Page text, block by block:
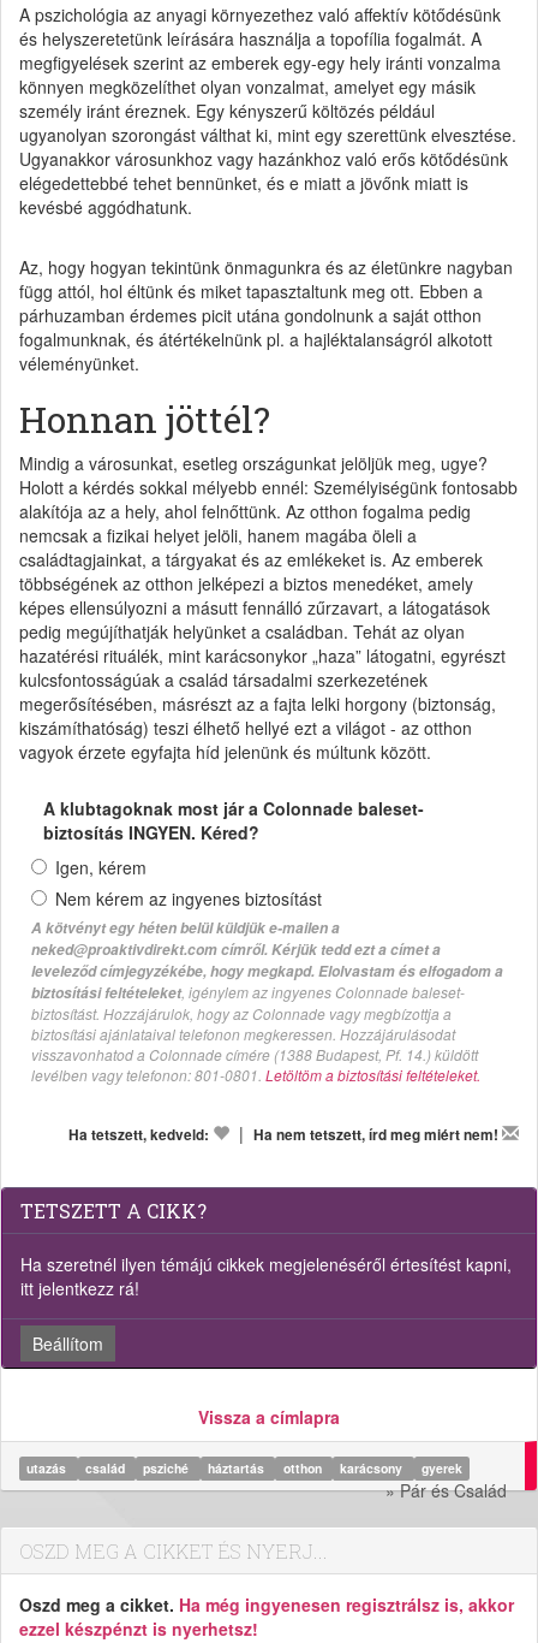
A pszichológia az anyagi környezethez való affektív kötődésünk
és helyszeretetünk leírására használja a topofília fogalmát. A
megfigyelések szerint az emberek egy-egy hely iránti vonzalma
könnyen megközelíthet olyan vonzalmat, amelyet egy másik
személy iránt éreznek. Egy kényszerű költözés például
ugyanolyan szorongást válthat ki, mint egy szerettünk elvesztése.
Ugyanakkor városunkhoz vagy hazánkhoz való erős kötődésünk
elégedettebbé tehet bennünket, és e miatt a jövőnk miatt is
kevésbé aggódhatunk.
Az, hogy hogyan tekintünk önmagunkra és az életünkre nagyban
függ attól, hol éltünk és miket tapasztaltunk meg ott. Ebben a
párhuzamban érdemes picit utána gondolnunk a saját otthon
fogalmunknak, és átértékelnünk pl. a hajléktalanságról alkotott
véleményünket.
Honnan jöttél?
Mindig a városunkat, esetleg országunkat jelöljük meg, ugye?
Holott a kérdés sokkal mélyebb ennél: Személyiségünk fontosabb
alakítója az a hely, ahol felnőttünk. Az otthon fogalma pedig
nemcsak a fizikai helyet jelöli, hanem magába öleli a
családtagjainkat, a tárgyakat és az emlékeket is. Az emberek
többségének az otthon jelképezi a biztos menedéket, amely
képes ellensúlyozni a másutt fennálló zűrzavart, a látogatások
pedig megújíthatják helyünket a családban. Tehát az olyan
hazatérési rituálék, mint karácsonykor „haza” látogatni, egyrészt
kulcsfontosságúak a család társadalmi szerkezetének
megerősítésében, másrészt az a fajta lelki horgony (biztonság,
kiszámíthatóság) teszi élhető hellyé ezt a világot - az otthon
vagyok érzete egyfajta híd jelenünk és múltunk között.
A klubtagoknak most jár a Colonnade baleset-
biztosítás INGYEN. Kéred?
Igen, kérem
Nem kérem az ingyenes biztosítást
A kötvényt egy héten belül küldjük e-mailen a
neked@proaktivdirekt.com címről. Kérjük tedd ezt a címet a
leveleződ címjegyzékébe, hogy megkapd. Elolvastam és elfogadom a
biztosítási feltételeket, igénylem az ingyenes Colonnade baleset-
biztosítást. Hozzájárulok, hogy az Colonnade vagy megbízottja a
biztosítási ajánlataival telefonon megkeressen. Hozzájárulásodat
visszavonhatod a Colonnade címére (1388 Budapest, Pf. 14.) küldött
levélben vagy telefonon: 801-0801. Letöltöm a biztosítási feltételeket.
Ha tetszett, kedveld: | Ha nem tetszett, írd meg miért nem!
TETSZETT A CIKK?
Ha szeretnél ilyen témájú cikkek megjelenéséről értesítést kapni,
itt jelentkezz rá!
Beállítom
Vissza a címlapra
utazás család psziché háztartás otthon karácsony gyerek
» Pár és Család
OSZD MEG A CIKKET ÉS NYERJ...
Oszd meg a cikket. Ha még ingyenesen regisztrálsz is, akkor
ezzel készpénzt is nyerhetsz!